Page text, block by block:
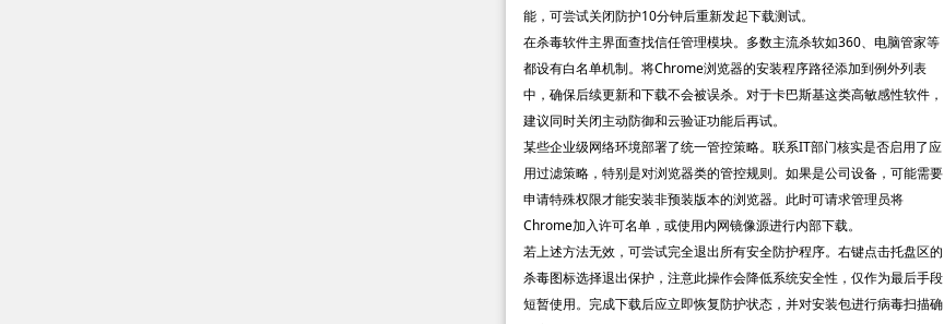
能，可尝试关闭防护10分钟后重新发起下载测试。
在杀毒软件主界面查找信任管理模块。多数主流杀软如360、电脑管家等
都设有白名单机制。将Chrome浏览器的安装程序路径添加到例外列表
中，确保后续更新和下载不会被误杀。对于卡巴斯基这类高敏感性软件，
建议同时关闭主动防御和云验证功能后再试。
某些企业级网络环境部署了统一管控策略。联系IT部门核实是否启用了应
用过滤策略，特别是对浏览器类的管控规则。如果是公司设备，可能需要
申请特殊权限才能安装非预装版本的浏览器。此时可请求管理员将
Chrome加入许可名单，或使用内网镜像源进行内部下载。
若上述方法无效，可尝试完全退出所有安全防护程序。右键点击托盘区的
杀毒图标选择退出保护，注意此操作会降低系统安全性，仅作为最后手段
短暂使用。完成下载后应立即恢复防护状态，并对安装包进行病毒扫描确